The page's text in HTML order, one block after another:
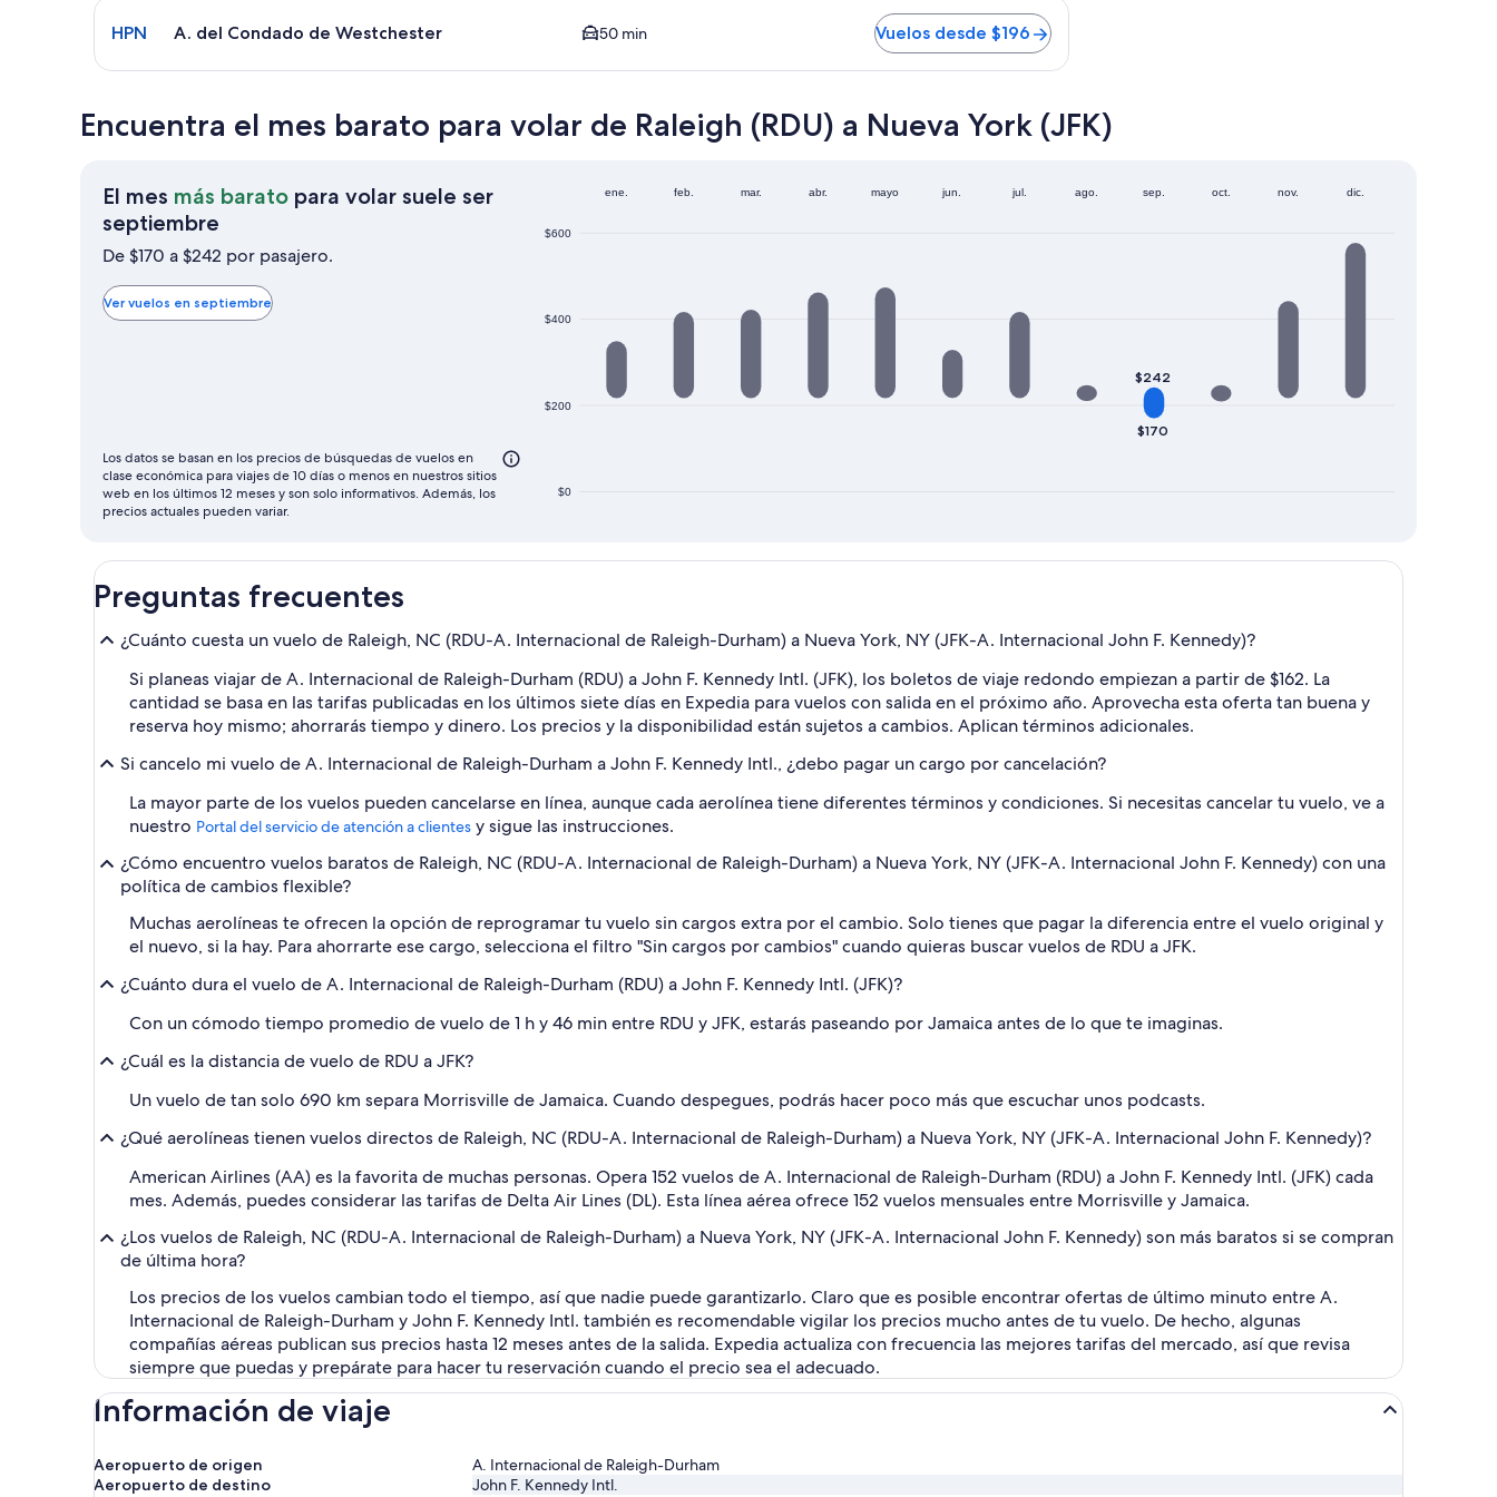
Seleccionar vuelo a A. del Condado de Westchester HPN. El tiempo promedio del trayecto en auto al centro es de 50 minutos. Vuelos desde $196
HPN A. del Condado de Westchester 50 min Vuelos desde $196
Encuentra el mes barato para volar de Raleigh (RDU) a Nueva York (JFK)
El mes más barato para volar suele ser
septiembre
mes
barato
para
De $170 a $242 por pasajero.
Ver vuelos en septiembre
$0
$200
$400
$600
ene. feb. mar. abr. mayo jun. jul. ago. sep. oct. nov. dic.
$170
$242
Los datos se basan en los precios de búsquedas de vuelos en
clase económica para viajes de 10 días o menos en nuestros sitios
web en los últimos 12 meses y son solo informativos. Además, los
precios actuales pueden variar.
Preguntas frecuentes
¿Cuánto cuesta un vuelo de Raleigh, NC (RDU-A. Internacional de Raleigh-Durham) a Nueva York, NY (JFK-A. Internacional John F. Kennedy)?
Si planeas viajar de A. Internacional de Raleigh-Durham (RDU) a John F. Kennedy Intl. (JFK), los boletos de viaje redondo empiezan a partir de $162. La
cantidad se basa en las tarifas publicadas en los últimos siete días en Expedia para vuelos con salida en el próximo año. Aprovecha esta oferta tan buena y
reserva hoy mismo; ahorrarás tiempo y dinero. Los precios y la disponibilidad están sujetos a cambios. Aplican términos adicionales.
Si cancelo mi vuelo de A. Internacional de Raleigh-Durham a John F. Kennedy Intl., ¿debo pagar un cargo por cancelación?
La mayor parte de los vuelos pueden cancelarse en línea, aunque cada aerolínea tiene diferentes términos y condiciones. Si necesitas cancelar tu vuelo, ve a
nuestro Portal del servicio de atención a clientes y sigue las instrucciones.
¿Cómo encuentro vuelos baratos de Raleigh, NC (RDU-A. Internacional de Raleigh-Durham) a Nueva York, NY (JFK-A. Internacional John F. Kennedy) con una
política de cambios flexible?
Muchas aerolíneas te ofrecen la opción de reprogramar tu vuelo sin cargos extra por el cambio. Solo tienes que pagar la diferencia entre el vuelo original y
el nuevo, si la hay. Para ahorrarte ese cargo, selecciona el filtro "Sin cargos por cambios" cuando quieras buscar vuelos de RDU a JFK.
¿Cuánto dura el vuelo de A. Internacional de Raleigh-Durham (RDU) a John F. Kennedy Intl. (JFK)?
Con un cómodo tiempo promedio de vuelo de 1 h y 46 min entre RDU y JFK, estarás paseando por Jamaica antes de lo que te imaginas.
¿Cuál es la distancia de vuelo de RDU a JFK?
Un vuelo de tan solo 690 km separa Morrisville de Jamaica. Cuando despegues, podrás hacer poco más que escuchar unos podcasts.
¿Qué aerolíneas tienen vuelos directos de Raleigh, NC (RDU-A. Internacional de Raleigh-Durham) a Nueva York, NY (JFK-A. Internacional John F. Kennedy)?
American Airlines (AA) es la favorita de muchas personas. Opera 152 vuelos de A. Internacional de Raleigh-Durham (RDU) a John F. Kennedy Intl. (JFK) cada
mes. Además, puedes considerar las tarifas de Delta Air Lines (DL). Esta línea aérea ofrece 152 vuelos mensuales entre Morrisville y Jamaica.
¿Los vuelos de Raleigh, NC (RDU-A. Internacional de Raleigh-Durham) a Nueva York, NY (JFK-A. Internacional John F. Kennedy) son más baratos si se compran
de última hora?
Los precios de los vuelos cambian todo el tiempo, así que nadie puede garantizarlo. Claro que es posible encontrar ofertas de último minuto entre A.
Internacional de Raleigh-Durham y John F. Kennedy Intl. también es recomendable vigilar los precios mucho antes de tu vuelo. De hecho, algunas
compañías aéreas publican sus precios hasta 12 meses antes de la salida. Expedia actualiza con frecuencia las mejores tarifas del mercado, así que revisa
siempre que puedas y prepárate para hacer tu reservación cuando el precio sea el adecuado.
Información de viaje
Aeropuerto de origen
A. Internacional de Raleigh-Durham
Aeropuerto de destino
John F. Kennedy Intl.